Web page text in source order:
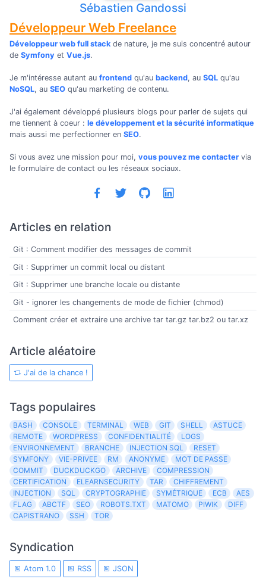
Sébastien Gandossi
Développeur Web Freelance
Développeur web full stackde nature, je me suis concentré autour
de Symfony et Vue.js.
Je m'intéresse autant au frontend qu'au backend, au SQL qu'au
NoSQL, au SEO qu'au marketing de contenu.
J'ai également développé plusieurs blogs pour parler de sujets qui
me tiennent à coeur : le développement et la sécurité informatique
mais aussi me perfectionner en SEO.
Si vous avez une mission pour moi, vous pouvez me contacter via
le formulaire de contact ou les réseaux sociaux.
Articles en relation
Git : Comment modifier des messages de commit
Git : Supprimer un commit local ou distant
Git : Supprimer une branche locale ou distante
Git - ignorer les changements de mode de fichier (chmod)
Comment créer et extraire une archive tar tar.gz tar.bz2 ou tar.xz
Article aléatoire
J'ai de la chance !
Tags populaires
BASH CONSOLE TERMINAL WEB GIT SHELL
ASTUCE
REMOTE
WORDPRESS CONFIDENTIALITÉ
LOGS
ENVIRONNEMENT
BRANCHE INJECTION SQL
RESET
SYMFONY
VIE-PRIVEE RM ANONYME
MOT DE PASSE
COMMIT
DUCKDUCKGO ARCHIVE
COMPRESSION
CERTIFICATION
ELEARNSECURITY TAR
CHIFFREMENT
INJECTION
SQL CRYPTOGRAPHIE SYMÉTRIQUE ECB
AES
FLAG
ABCTF SEO ROBOTS.TXT MATOMO PIWIK
DIFF
CAPISTRANO
SSH TOR
Syndication
Atom 1.0 RSS JSON